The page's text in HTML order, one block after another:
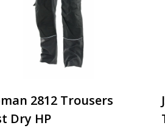
2812 Trousers
Dry HP